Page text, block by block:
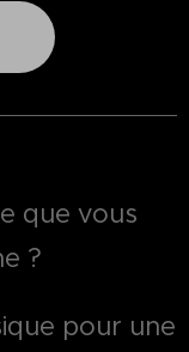
que vous
?
pour une